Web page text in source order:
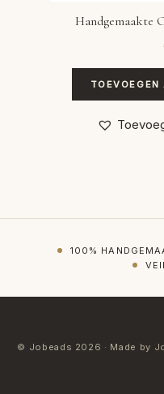
Handgemaakte
TOEVOEGEN
100%
© Jobeads 2026 · Made by